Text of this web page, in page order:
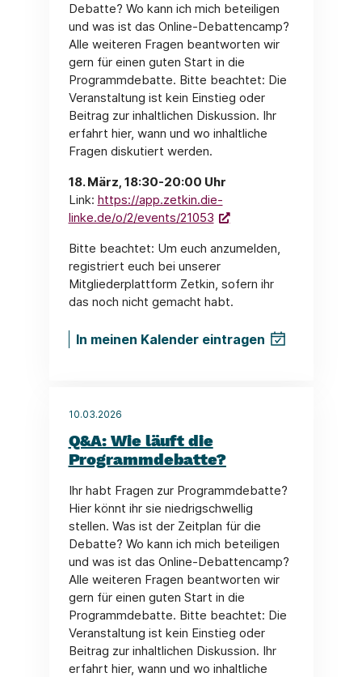
Debatte? Wo kann ich mich beteiligen
und was ist das Online-Debattencamp?
Alle weiteren Fragen beantworten wir
gern für einen guten Start in die
Programmdebatte. Bitte beachtet: Die
Veranstaltung ist kein Einstieg oder
Beitrag zur inhaltlichen Diskussion. Ihr
erfahrt hier, wann und wo inhaltliche
Fragen diskutiert werden.
18. März, 18:30-20:00 Uhr
Link: https://app.zetkin.die-
linke.de/o/2/events/21053
Bitte beachtet: Um euch anzumelden,
registriert euch bei unserer
Mitgliederplattform Zetkin, sofern ihr
das noch nicht gemacht habt.
In meinen Kalender eintragen
10.03.2026
Q&A: Wie läuft die
Programmdebatte?
Ihr habt Fragen zur Programmdebatte?
Hier könnt ihr sie niedrigschwellig
stellen. Was ist der Zeitplan für die
Debatte? Wo kann ich mich beteiligen
und was ist das Online-Debattencamp?
Alle weiteren Fragen beantworten wir
gern für einen guten Start in die
Programmdebatte. Bitte beachtet: Die
Veranstaltung ist kein Einstieg oder
Beitrag zur inhaltlichen Diskussion. Ihr
erfahrt hier, wann und wo inhaltliche